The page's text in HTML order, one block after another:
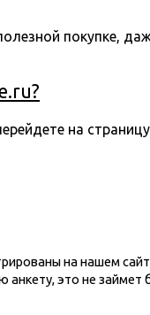
покупке,
на
на нашем
анкету, это не займет